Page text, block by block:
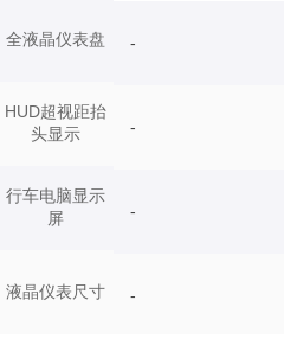
全液晶仪表盘
HUD超视距抬
头显示
行车电脑显示
屏
液晶仪表尺寸
-
-
-
-